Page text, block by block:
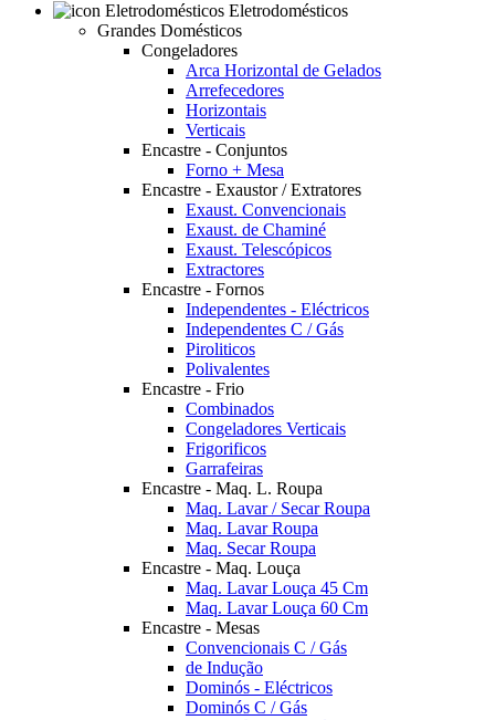
Eletrodomésticos
Grandes Domésticos
Congeladores
Arca Horizontal de Gelados
Arrefecedores
Horizontais
Verticais
Encastre - Conjuntos
Forno + Mesa
Encastre - Exaustor / Extratores
Exaust. Convencionais
Exaust. de Chaminé
Exaust. Telescópicos
Extractores
Encastre - Fornos
Independentes - Eléctricos
Independentes C / Gás
Piroliticos
Polivalentes
Encastre - Frio
Combinados
Congeladores Verticais
Frigorificos
Garrafeiras
Encastre - Maq. L. Roupa
Maq. Lavar / Secar Roupa
Maq. Lavar Roupa
Maq. Secar Roupa
Encastre - Maq. Louça
Maq. Lavar Louça 45 Cm
Maq. Lavar Louça 60 Cm
Encastre - Mesas
Convencionais C / Gás
de Indução
Dominós - Eléctricos
Dominós C / Gás